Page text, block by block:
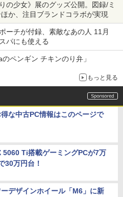
の少女》展のグッズ公開。図録/ミ
か、注目ブランドコラボが実現
ーチが付録、素敵なあの人 11月
パにも使える
ペンギン チキンのり弁」
もっと見る
な中古PC情報はこのページで
5060 Ti搭載ゲーミングPCが7万
30万円台！
デザインホイール「M6」に新